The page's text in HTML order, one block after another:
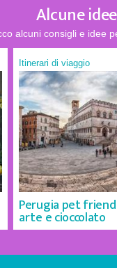
Alcune
alcuni consigli e idee
Itinerari di viaggio
Perugia pet
arte e cioccolato